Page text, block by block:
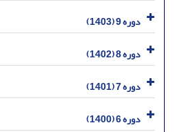
دوره 9 (1403)
دوره 8 (1402)
دوره 7 (1401)
دوره 6 (1400)